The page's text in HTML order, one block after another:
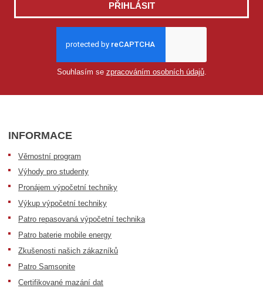
PŘIHLÁSIT
Souhlasím se zpracováním osobních údajů.
INFORMACE
Věrnostní program
Výhody pro studenty
Pronájem výpočetní techniky
Výkup výpočetní techniky
Patro repasovaná výpočetní technika
Patro baterie mobile energy
Zkušenosti našich zákazníků
Patro Samsonite
Certifikované mazání dat